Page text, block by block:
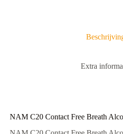
Extra
NAM C20 Contact Free Breath